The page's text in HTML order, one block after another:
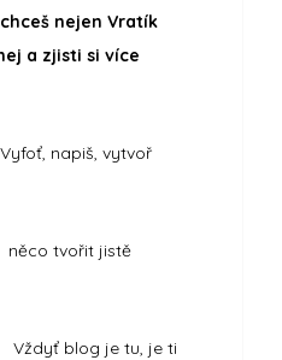
nejen Vratík
a zjisti si více
napiš, vytvoř
tvořit jistě
blog je tu, je ti